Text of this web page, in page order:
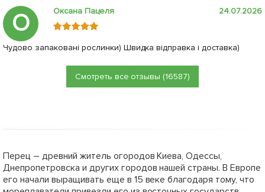
Нет в наличии
Перец "Том F1" ТМ "Lark
Seeds" 500шт
Нет в наличии 63620
Перец "Виват F1" ТМ "Lark
Seeds" 500шт